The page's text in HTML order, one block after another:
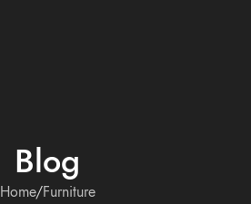
Blog
Home Furniture